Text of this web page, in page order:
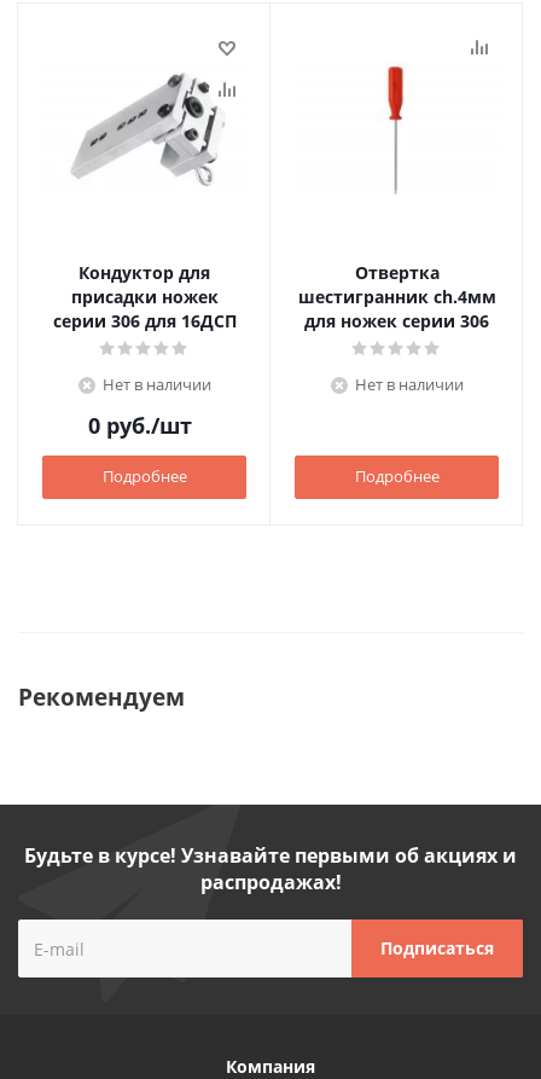
Кондуктор для
присадки ножек
серии 306 для 16ДСП
Нет в наличии
0 руб./шт
Подробнее
Отвертка
шестигранник ch.4мм
для ножек серии 306
Нет в наличии
Подробнее
Рекомендуем
Будьте в курсе! Узнавайте первыми об акциях и
распродажах!
Компания